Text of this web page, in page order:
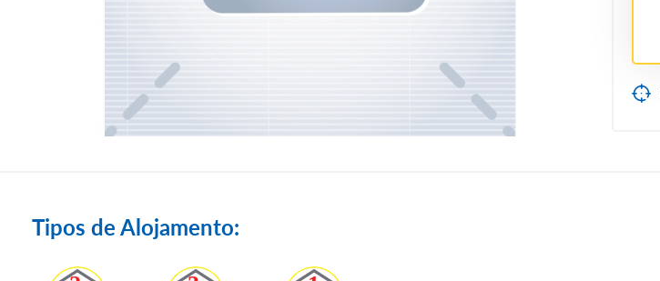
Tipos de Alojamento: